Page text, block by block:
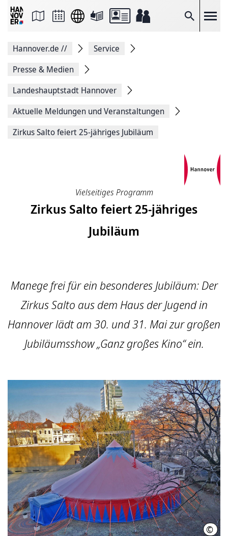
Suche
Seite
Facebook
teilen
Seitenlink
Seite
Hannover.de //
Service
Presse & Medien
Landeshauptstadt Hannover
Aktuelle Meldungen und Veranstaltungen
Zirkus Salto feiert 25-jähriges Jubiläum
Vielseitiges Programm
Zirkus Salto feiert 25-jähriges
Jubiläum
Manege frei für ein besonderes Jubiläum: Der
Zirkus Salto aus dem Haus der Jugend in
Hannover lädt am 30. und 31. Mai zur großen
Jubiläumsshow „Ganz großes Kino“ ein.
©